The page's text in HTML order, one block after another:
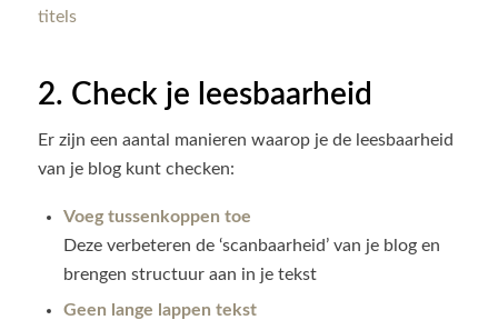
titels
2. Check je leesbaarheid
Er zijn een aantal manieren waarop je de leesbaarheid
van je blog kunt checken:
Voeg tussenkoppen toe
Deze verbeteren de ‘scanbaarheid’ van je blog en
brengen structuur aan in je tekst
Geen lange lappen tekst